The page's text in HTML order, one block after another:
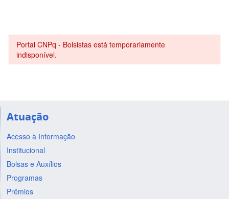
Portal CNPq - Bolsistas está temporariamente
indisponível.
Atuação
Acesso à Informação
Institucional
Bolsas e Auxílios
Programas
Prêmios